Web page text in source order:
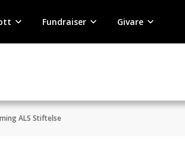
Fundraiser Givare
ALS Stiftelse